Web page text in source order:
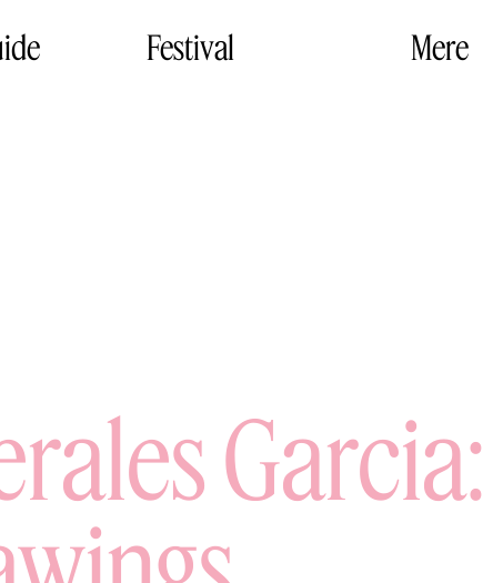
Festival Mere
Garcia: